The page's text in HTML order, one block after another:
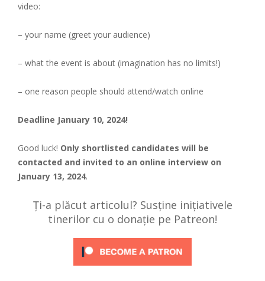
video:
– your name (greet your audience)
– what the event is about (imagination has no limits!)
– one reason people should attend/watch online
Deadline January 10, 2024!
Good luck! Only shortlisted candidates will be
contacted and invited to an online interview on
January 13, 2024.
Ți-a plăcut articolul? Susține inițiativele
tinerilor cu o donație pe Patreon!